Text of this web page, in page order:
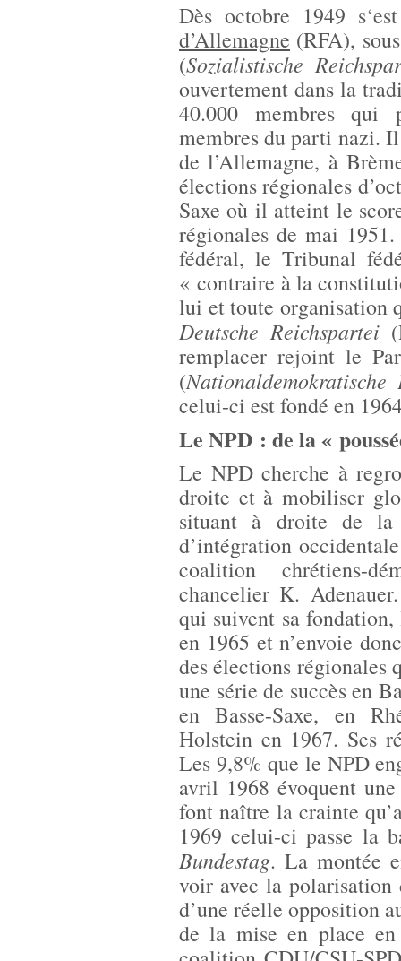
Dès octobre 1949
d’Allemagne (RFA),
(Sozialistische
ouvertement dans la
40.000 membres qui
membres du parti nazi.
de l’Allemagne, à
élections régionales
Saxe où il atteint le
régionales de mai
fédéral, le Tribunal
« contraire à la
lui et toute organisation
Deutsche Reichspartei
remplacer rejoint le
(Nationaldemokratische
celui-ci est fondé en
Le NPD : de la «
Le NPD cherche à
droite et à mobiliser
situant à droite de
d’intégration
coalition chrétiens-
chancelier K.
qui suivent sa
en 1965 et n’envoie
des élections régionales
une série de succès en
en Basse-Saxe, en
Holstein en 1967. Ses
Les 9,8% que le NPD
avril 1968 évoquent
font naître la crainte
1969 celui-ci passe la
Bundestag. La montée
voir avec la polarisation
d’une réelle opposition
de la mise en place